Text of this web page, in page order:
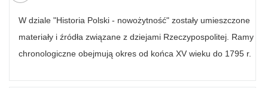
W dziale "Historia Polski - nowożytność" zostały umieszczone
materiały i źródła związane z dziejami Rzeczypospolitej. Ramy
chronologiczne obejmują okres od końca XV wieku do 1795 r.